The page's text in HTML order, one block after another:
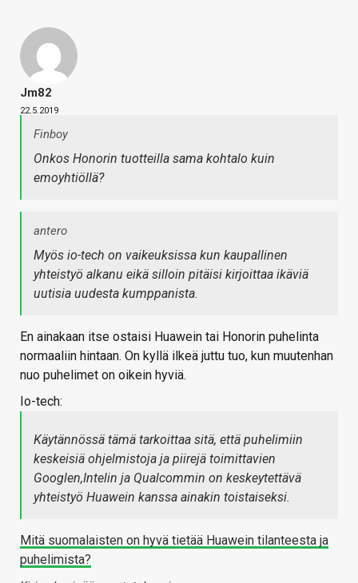
Jm82
22.5.2019
Finboy
Onkos Honorin tuotteilla sama kohtalo kuin
emoyhtiöllä?
antero
Myös io-tech on vaikeuksissa kun kaupallinen
yhteistyö alkanu eikä silloin pitäisi kirjoittaa ikäviä
uutisia uudesta kumppanista.
En ainakaan itse ostaisi Huawein tai Honorin puhelinta
normaaliin hintaan. On kyllä ilkeä juttu tuo, kun muutenhan
nuo puhelimet on oikein hyviä.
Io-tech:
Käytännössä tämä tarkoittaa sitä, että puhelimiin
keskeisiä ohjelmistoja ja piirejä toimittavien
Googlen,Intelin ja Qualcommin on keskeytettävä
yhteistyö Huawein kanssa ainakin toistaiseksi.
Mitä suomalaisten on hyvä tietää Huawein tilanteesta ja
puhelimista?